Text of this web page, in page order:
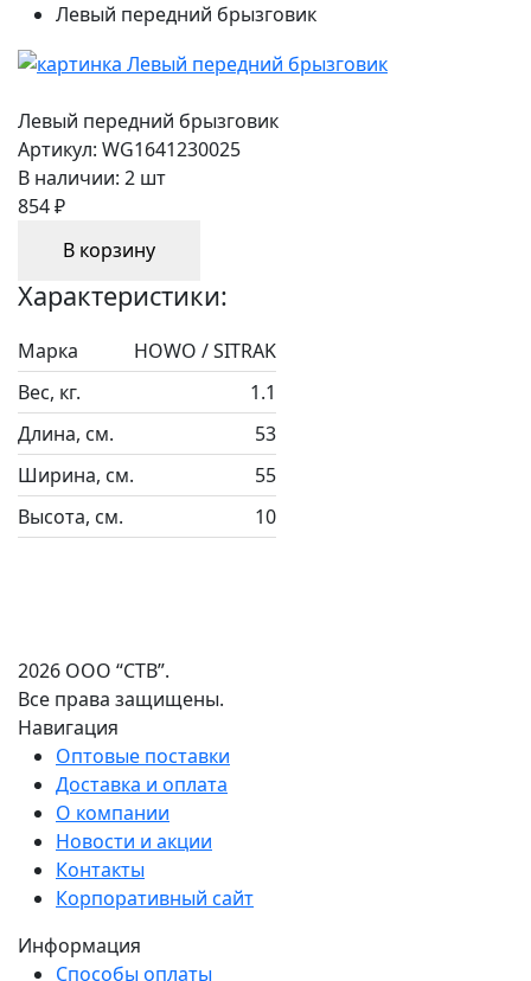
Левый передний брызговик
Левый передний брызговик
Артикул: WG1641230025
В наличии: 2 шт
854 ₽
В корзину
Характеристики:
Марка
HOWO / SITRAK
Вес, кг.
1.1
Длина, см.
53
Ширина, см.
55
Высота, см.
10
2026 ООО “СТВ”.
Все права защищены.
Навигация
Оптовые поставки
Доставка и оплата
О компании
Новости и акции
Контакты
Корпоративный сайт
Информация
Способы оплаты